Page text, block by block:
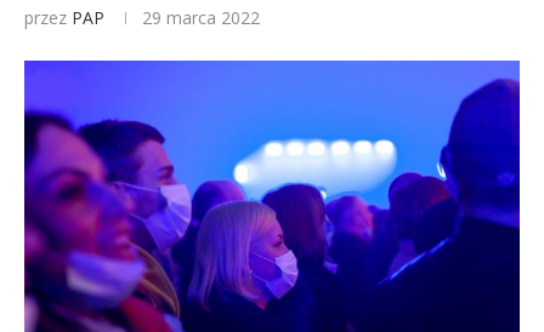
przez PAP 29 marca 2022